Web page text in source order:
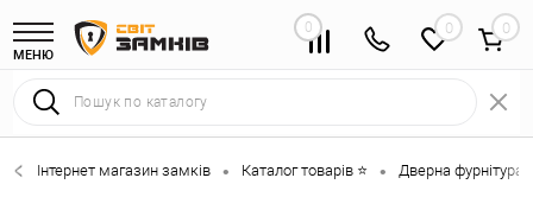
МЕНЮ
0 0
Інтернет магазин замків • Каталог товарів ⭐ • Дверна фурнітура